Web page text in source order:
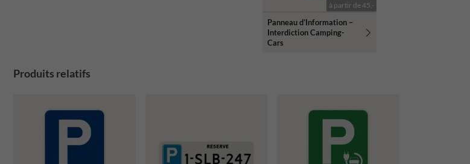
à partir de 45,-
Panneau d’Information –
Interdiction Camping-
Cars
Produits relatifs